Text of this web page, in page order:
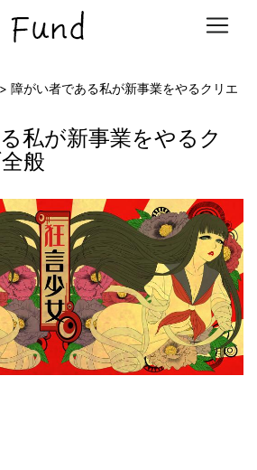
> 障がい者である私が新事業をやるクリエ
私が新事業をやるク
般